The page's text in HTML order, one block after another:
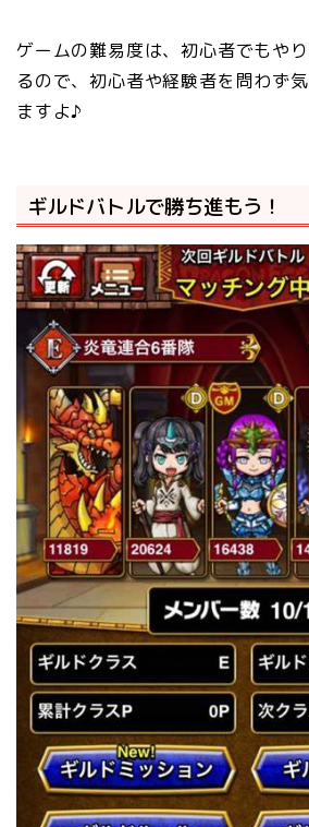
ゲームの難易度は、初心者でもや
るので、初心者や経験者を問わず
ますよ♪
ギルドバトルで勝ち進もう！